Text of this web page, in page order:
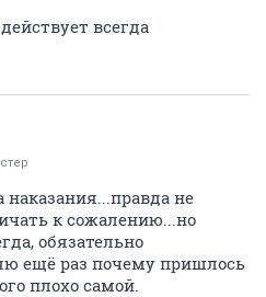
всегда
не
к сожалению...но
обязательно
ещё раз почему пришлось
плохо самой.